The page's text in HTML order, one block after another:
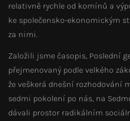
relativně rychle od komínů a
ke společensko-ekonomickým
za nimi.
Založili jsme časopis, Poslední
přejmenovaný podle velkého
že veškerá dnešní rozhodování
sedmi pokolení po nás, na
dávali prostor radikálním